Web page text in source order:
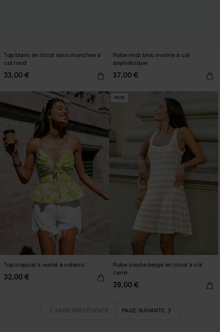
Top blanc en tricot sans manches à
col rond
33,00 €
Robe midi bleu marine à col
asymétrique
37,00 €
Top tropical à ourlet à volants
32,00 €
NEW
Robe courte beige en tricot à col
carré
39,00 €
PAGE PRÉCÉDENTE PAGE SUIVANTE